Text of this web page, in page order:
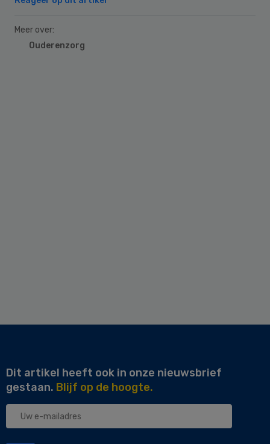
Meer over:
Ouderenzorg
Dit artikel heeft ook in onze nieuwsbrief
gestaan. Blijf op de hoogte.
Uw